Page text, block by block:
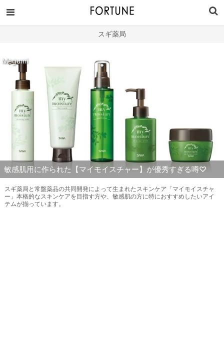
スギ薬局
Megumi
敏感肌用に作られた【マイモイスチャー】が優秀すぎる噂♡
スギ薬局と常盤薬品の共同開発によって生まれたスキンケア「マイモイスチャ
ー」本格的なスキンケアを目指す方や、敏感肌の方に特におすすめしたいアイ
テムが揃っています。